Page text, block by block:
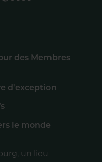
des Membres
d'exception
le monde
un lieu